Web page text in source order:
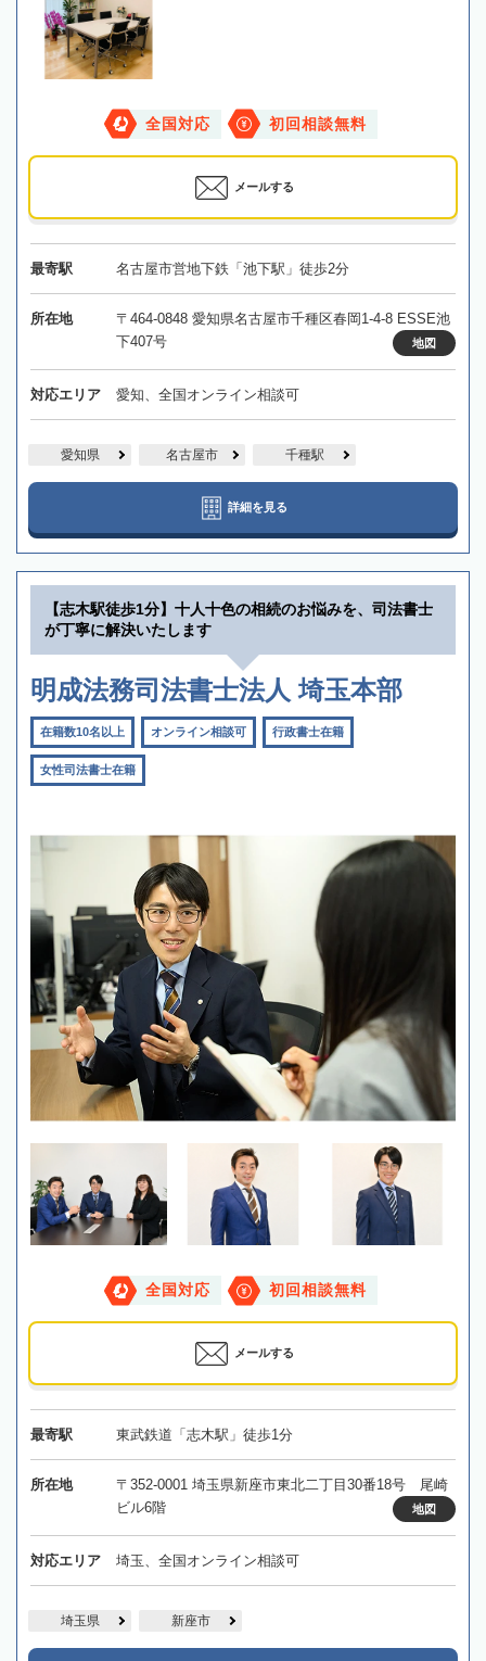
全国対応 初回相談無料
メールする
最寄駅 名古屋市営地下鉄「池下駅」徒歩2分
所在地
〒464-0848 愛知県名古屋市千種区春岡1-4-8 ESSE池
下407号
地図
対応エリア 愛知、全国オンライン相談可
愛知県 名古屋市 千種駅
詳細を見る
【志木駅徒歩1分】十人十色の相続のお悩みを、司法書士
が丁寧に解決いたします
明成法務司法書士法人 埼玉本部
在籍数10名以上 オンライン相談可 行政書士在籍
女性司法書士在籍
全国対応 初回相談無料
メールする
最寄駅 東武鉄道「志木駅」徒歩1分
所在地
〒352-0001 埼玉県新座市東北二丁目30番18号 尾崎
ビル6階
地図
対応エリア 埼玉、全国オンライン相談可
埼玉県 新座市